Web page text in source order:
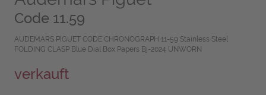
Code 11.59
AUDEMARS PIGUET CODE CHRONOGRAPH 11-59 Stainless Steel
FOLDING CLASP Blue Dial Box Papers Bj-2024 UNWORN
verkauft